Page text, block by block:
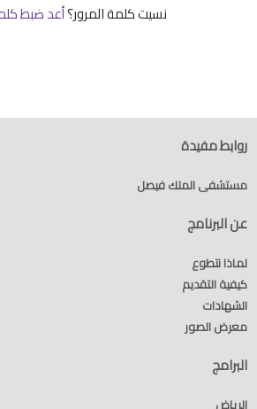
نسيت كلمة المرور؟أعد ضبط
روابط مفيدة
مستشفى الملك فيصل
عن البرنامج
لماذا نتطوع
كيفية التقديم
الشهادات
معرض الصور
البرامج
الرياض